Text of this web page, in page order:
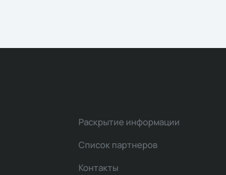
Раскрытие информации
Список партнеров
Контакты